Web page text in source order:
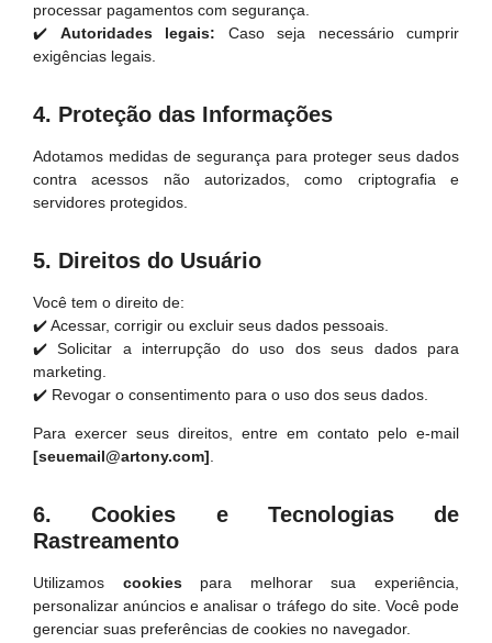
processar pagamentos com segurança.
✔️ Autoridades legais: Caso seja necessário cumprir
exigências legais.
4. Proteção das Informações
Adotamos medidas de segurança para proteger seus dados
contra acessos não autorizados, como criptografia e
servidores protegidos.
5. Direitos do Usuário
Você tem o direito de:
✔️ Acessar, corrigir ou excluir seus dados pessoais.
✔️ Solicitar a interrupção do uso dos seus dados para
marketing.
✔️ Revogar o consentimento para o uso dos seus dados.
Para exercer seus direitos, entre em contato pelo e-mail
[seuemail@artony.com].
6. Cookies e Tecnologias de
Rastreamento
Utilizamos cookiespara melhorar sua experiência,
personalizar anúncios e analisar o tráfego do site. Você pode
gerenciar suas preferências de cookies no navegador.